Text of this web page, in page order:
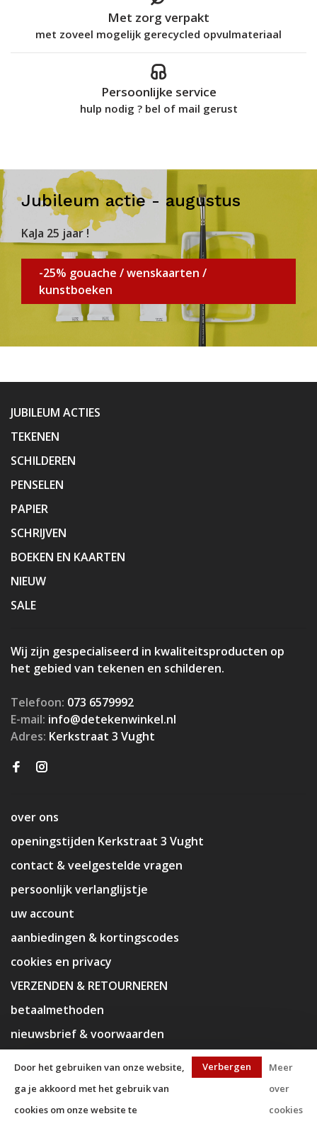
Met zorg verpakt
met zoveel mogelijk gerecycled opvulmateriaal
Persoonlijke service
hulp nodig ? bel of mail gerust
Jubileum actie - augustus
KaJa 25 jaar !
-25% gouache / wenskaarten /
kunstboeken
JUBILEUM ACTIES
TEKENEN
SCHILDEREN
PENSELEN
PAPIER
SCHRIJVEN
BOEKEN EN KAARTEN
NIEUW
SALE
Wij zijn gespecialiseerd in kwaliteitsproducten op
het gebied van tekenen en schilderen.
Telefoon: 073 6579992
E-mail: info@detekenwinkel.nl
Adres: Kerkstraat 3 Vught
over ons
openingstijden Kerkstraat 3 Vught
contact & veelgestelde vragen
persoonlijk verlanglijstje
uw account
aanbiedingen & kortingscodes
cookies en privacy
VERZENDEN & RETOURNEREN
betaalmethoden
nieuwsbrief & voorwaarden
Door het gebruiken van onze website,
ga je akkoord met het gebruik van
cookies om onze website te
Verbergen
Meer
over
cookies